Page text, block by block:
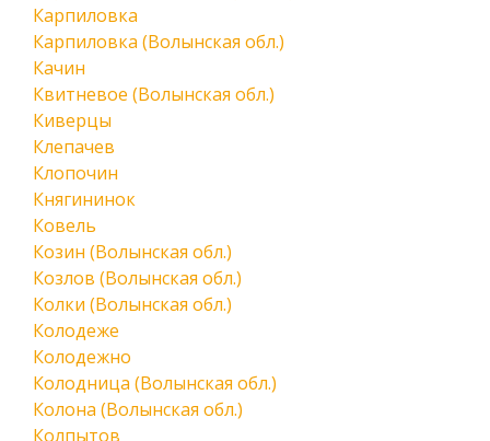
Карпиловка
Карпиловка (Волынская обл.)
Качин
Квитневое (Волынская обл.)
Киверцы
Клепачев
Клопочин
Княгининок
Ковель
Козин (Волынская обл.)
Козлов (Волынская обл.)
Колки (Волынская обл.)
Колодеже
Колодежно
Колодница (Волынская обл.)
Колона (Волынская обл.)
Колпытов